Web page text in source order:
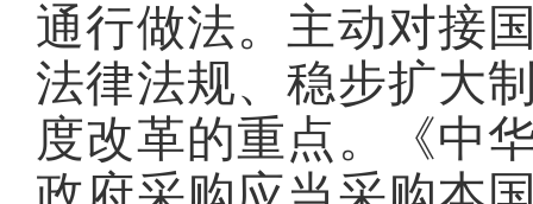
通行做法。主动对接
法律法规、稳步扩大
度改革的重点。《中